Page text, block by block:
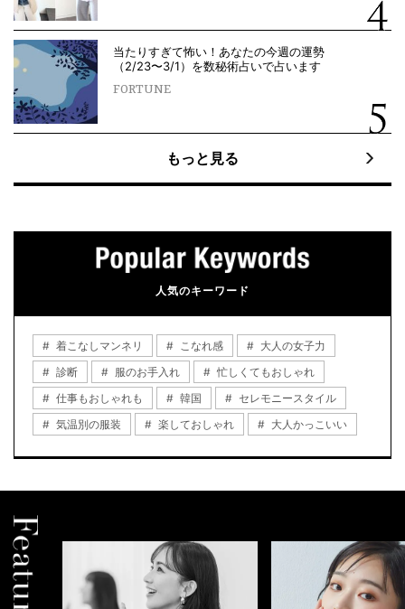
当たりすぎて怖い！あなたの今週の運勢
（2/23〜3/1）を数秘術占いで占います
FORTUNE
もっと見る
人気のキーワード
着こなしマンネリ こなれ感
大人の女子力
診断
服のお手入れ
忙しくてもおしゃれ
仕事もおしゃれも
韓国
セレモニースタイル
気温別の服装
楽しておしゃれ 大人かっこいい